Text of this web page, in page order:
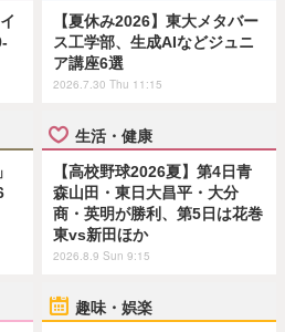
【夏休み2026】東大メタバー
ス工学部、生成AIなどジュニ
ア講座6選
2026.7.30 Thu 11:15
生活・健康
【高校野球2026夏】第4日青
森山田・東日大昌平・大分
商・英明が勝利、第5日は花巻
東vs新田ほか
2026.8.9 Sun 9:15
趣味・娯楽